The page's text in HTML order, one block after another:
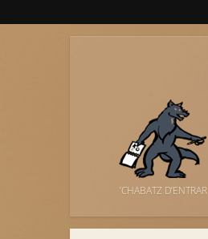
’CHABATZ D’ENTRAR